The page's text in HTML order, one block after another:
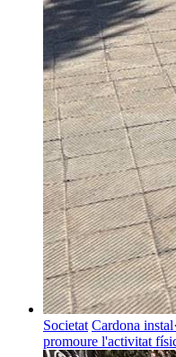
Societat Cardona
promoure l'activitat